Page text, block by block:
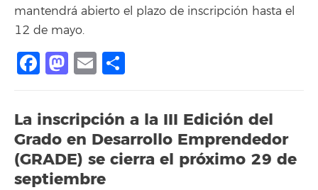
mantendrá abierto el plazo de inscripción hasta el
12 de mayo.
Facebook
Mastodon
Email
La inscripción a la III Edición del
Grado en Desarrollo Emprendedor
(GRADE) se cierra el próximo 29 de
septiembre